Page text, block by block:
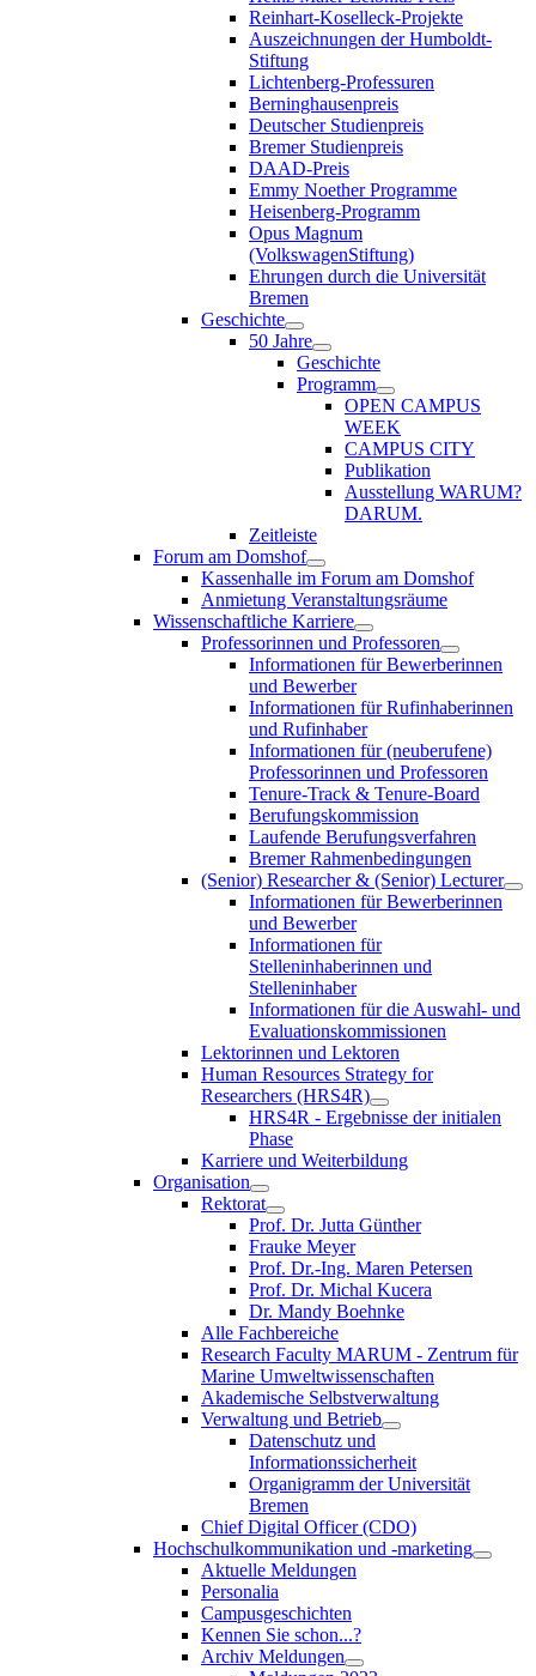
Reinhart-Koselleck-Projekte
Auszeichnungen der Humboldt-
Stiftung
Lichtenberg-Professuren
Berninghausenpreis
Deutscher Studienpreis
Bremer Studienpreis
DAAD-Preis
Emmy Noether Programme
Heisenberg-Programm
Opus Magnum
(VolkswagenStiftung)
Ehrungen durch die Universität
Bremen
Geschichte
50 Jahre
Geschichte
Programm
OPEN CAMPUS
WEEK
CAMPUS CITY
Publikation
Ausstellung WARUM?
DARUM.
Zeitleiste
Forum am Domshof
Kassenhalle im Forum am Domshof
Anmietung Veranstaltungsräume
Wissenschaftliche Karriere
Professorinnen und Professoren
Informationen für Bewerberinnen
und Bewerber
Informationen für Rufinhaberinnen
und Rufinhaber
Informationen für (neuberufene)
Professorinnen und Professoren
Tenure-Track & Tenure-Board
Berufungskommission
Laufende Berufungsverfahren
Bremer Rahmenbedingungen
(Senior) Researcher & (Senior) Lecturer
Informationen für Bewerberinnen
und Bewerber
Informationen für
Stelleninhaberinnen und
Stelleninhaber
Informationen für die Auswahl- und
Evaluationskommissionen
Lektorinnen und Lektoren
Human Resources Strategy for
Researchers (HRS4R)
HRS4R - Ergebnisse der initialen
Phase
Karriere und Weiterbildung
Organisation
Rektorat
Prof. Dr. Jutta Günther
Frauke Meyer
Prof. Dr.-Ing. Maren Petersen
Prof. Dr. Michal Kucera
Dr. Mandy Boehnke
Alle Fachbereiche
Research Faculty MARUM - Zentrum für
Marine Umweltwissenschaften
Akademische Selbstverwaltung
Verwaltung und Betrieb
Datenschutz und
Informationssicherheit
Organigramm der Universität
Bremen
Chief Digital Officer (CDO)
Hochschulkommunikation und -marketing
Aktuelle Meldungen
Personalia
Campusgeschichten
Kennen Sie schon...?
Archiv Meldungen